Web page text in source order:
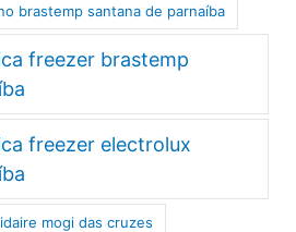
brastemp santana de parnaíba
freezer brastemp
freezer electrolux
mogi das cruzes